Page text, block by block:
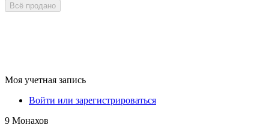
Всё продано
Моя учетная запись
Войти или зарегистрироваться
9 Монахов